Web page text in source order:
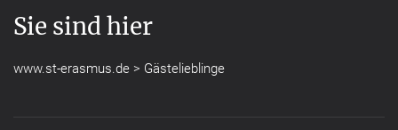
Sie sind hier
www.st-erasmus.de > Gästelieblinge